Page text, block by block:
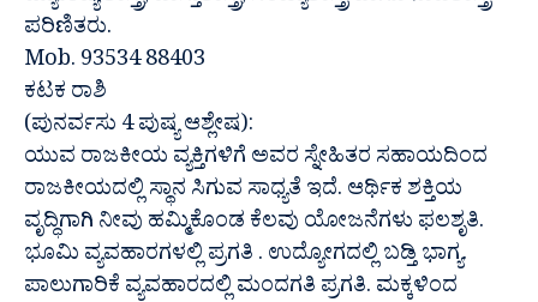
ಪರಿಣಿತರು.
Mob. 93534 88403
ಕಟಕ ರಾಶಿ
(ಪುನರ್ವಸು 4 ಪುಷ್ಯ ಆಶ್ಲೇಷ):
ಯುವ ರಾಜಕೀಯ ವ್ಯಕ್ತಿಗಳಿಗೆ ಅವರ ಸ್ನೇಹಿತರ ಸಹಾಯದಿಂದ
ರಾಜಕೀಯದಲ್ಲಿ ಸ್ಥಾನ ಸಿಗುವ ಸಾಧ್ಯತೆ ಇದೆ. ಆರ್ಥಿಕ ಶಕ್ತಿಯ
ವೃದ್ಧಿಗಾಗಿ ನೀವು ಹಮ್ಮಿಕೊಂಡ ಕೆಲವು ಯೋಜನೆಗಳು ಫಲಶೃತಿ.
ಭೂಮಿ ವ್ಯವಹಾರಗಳಲ್ಲಿ ಪ್ರಗತಿ . ಉದ್ಯೋಗದಲ್ಲಿ ಬಡ್ತಿ ಭಾಗ್ಯ.
ಪಾಲುಗಾರಿಕೆ ವ್ಯವಹಾರದಲ್ಲಿ ಮಂದಗತಿ ಪ್ರಗತಿ. ಮಕ್ಕಳಿಂದ